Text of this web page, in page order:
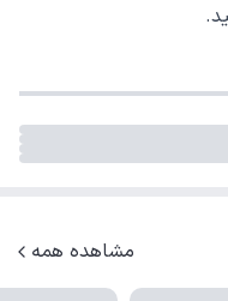
و قرار دادن هاب در
بله، هاب USB 2.0 کی نت H4 با دستگاه‌های USB 1.1 نیز سازگار
مشاهده همه